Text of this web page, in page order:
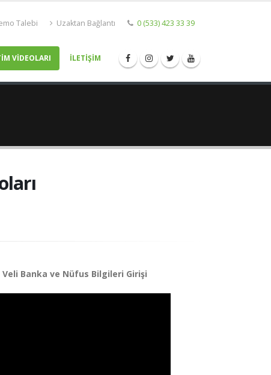
Talebi Uzaktan Bağlantı 0 (533) 423 33 39
VİDEOLARI İLETİŞİM
Veli Banka ve Nüfus Bilgileri Girişi